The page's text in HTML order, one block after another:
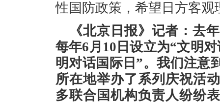
性国防政策，希望日方客观
《北京日报》记者：去
每年6月10日设立为“文明
明对话国际日”。我们注意
所在地举办了系列庆祝活
多联合国机构负责人纷纷